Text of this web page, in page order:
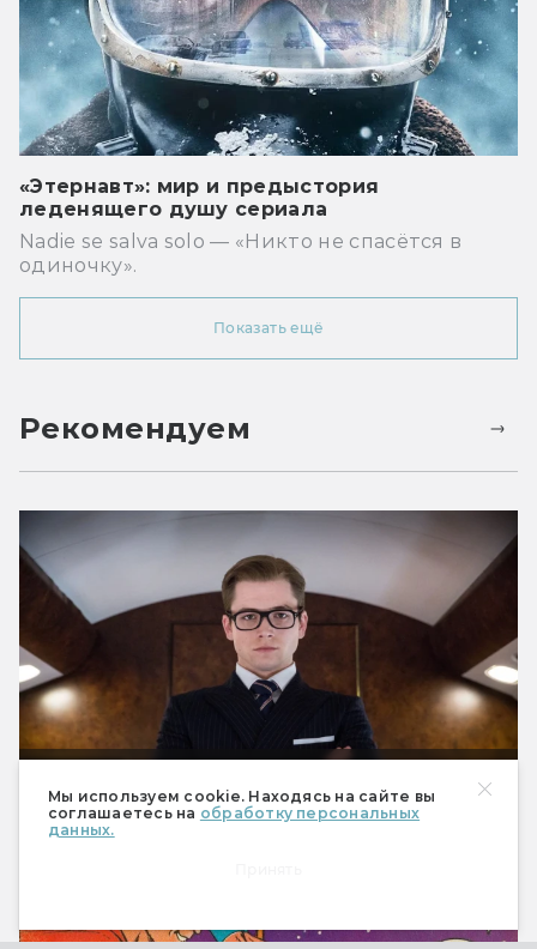
Мы используем cookie. Находясь на сайте вы
соглашаетесь на обработку персональных
данных.
«Этернавт»: мир и предыстория
леденящего душу сериала
Nadie se salva solo — «Никто не спасётся в
одиночку».
Показать ещё
Рекомендуем
супершпионской фантастики